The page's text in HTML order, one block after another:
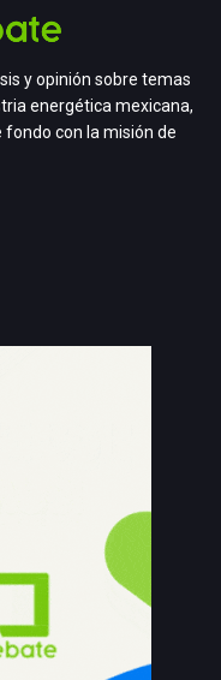
y opinión sobre temas
energética mexicana,
fondo con la misión de